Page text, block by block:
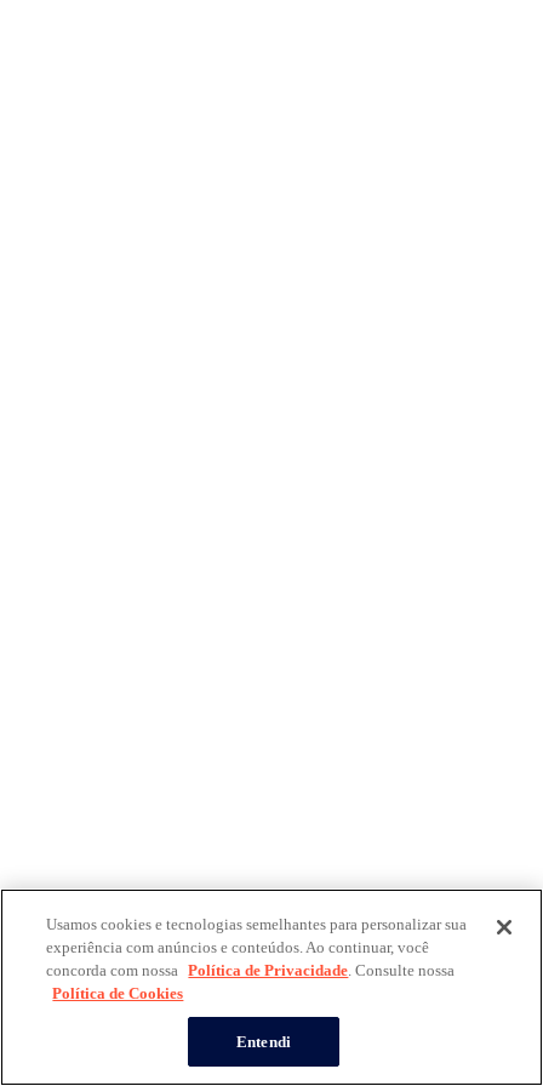
Usamos cookies e tecnologias semelhantes para personalizar sua
experiência com anúncios e conteúdos. Ao continuar, você
concorda com nossa Política de Privacidade. Consulte nossa
Política de Cookies
Entendi